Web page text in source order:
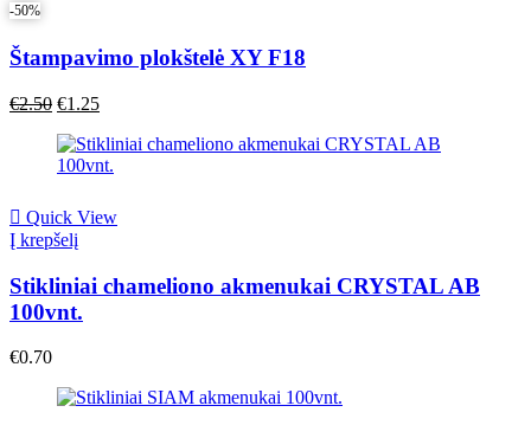
-50%
Štampavimo plokštelė XY F18
Original
€2.50Current
is:
€2.50.
€1.25
Quick View
Į krepšelį
Stikliniai chameliono akmenukai CRYSTAL AB
100vnt.
€0.70